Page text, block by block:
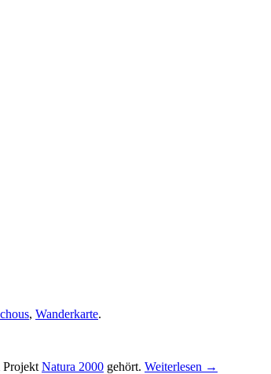
, Wanderkarte.
Projekt Natura 2000 gehört. Weiterlesen →